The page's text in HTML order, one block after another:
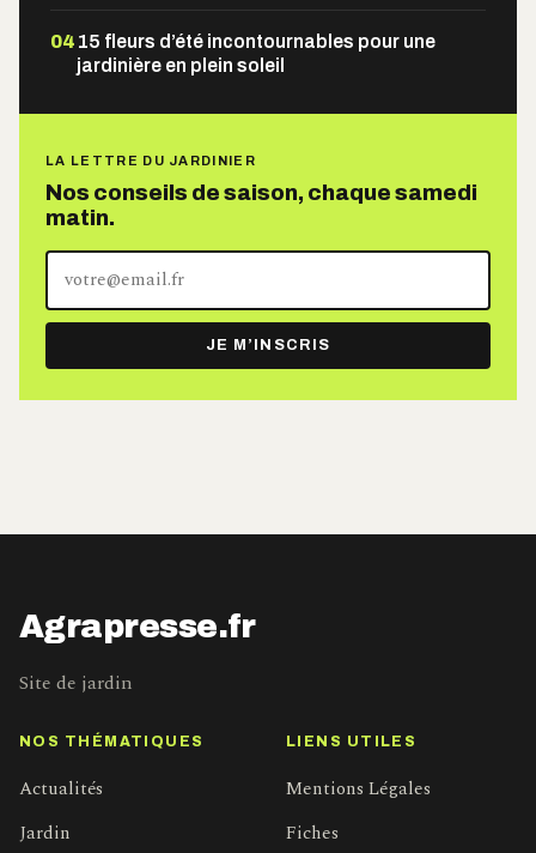
04 15 fleurs d’été incontournables pour une
jardinière en plein soleil
LA LETTRE DU JARDINIER
Nos conseils de saison, chaque samedi
matin.
Votre
adresse
e-
mail
JE M’INSCRIS
Agrapresse.fr
Site de jardin
NOS THÉMATIQUES
Actualités
Jardin
LIENS UTILES
Mentions Légales
Fiches